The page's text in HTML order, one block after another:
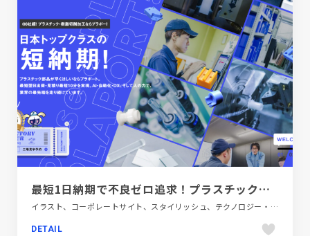
最短1日納期で不良ゼロ追求！プラスチック加工・樹脂加工は株式会社プラポート
イラスト、コーポレートサイト、スタイリッシュ、テクノロジー・サイエンス、ブルー系、ポップ
DETAIL